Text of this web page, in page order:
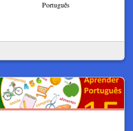
Português